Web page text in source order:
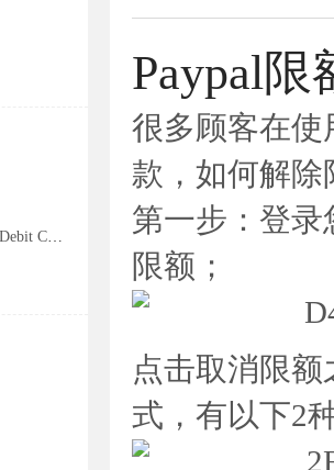
VISA、Mastercard、Debit Card支付
Paypal限
很多顾客在使
款，如何解
第一步：登录
限额；
点击取消限
式，有以下2